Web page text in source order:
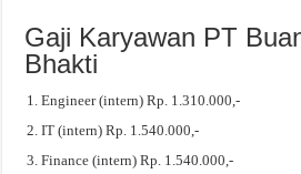
Gaji Karyawan PT
Bhakti
Engineer (intern) Rp. 1.310.000,-
IT (intern) Rp. 1.540.000,-
Finance (intern) Rp. 1.540.000,-